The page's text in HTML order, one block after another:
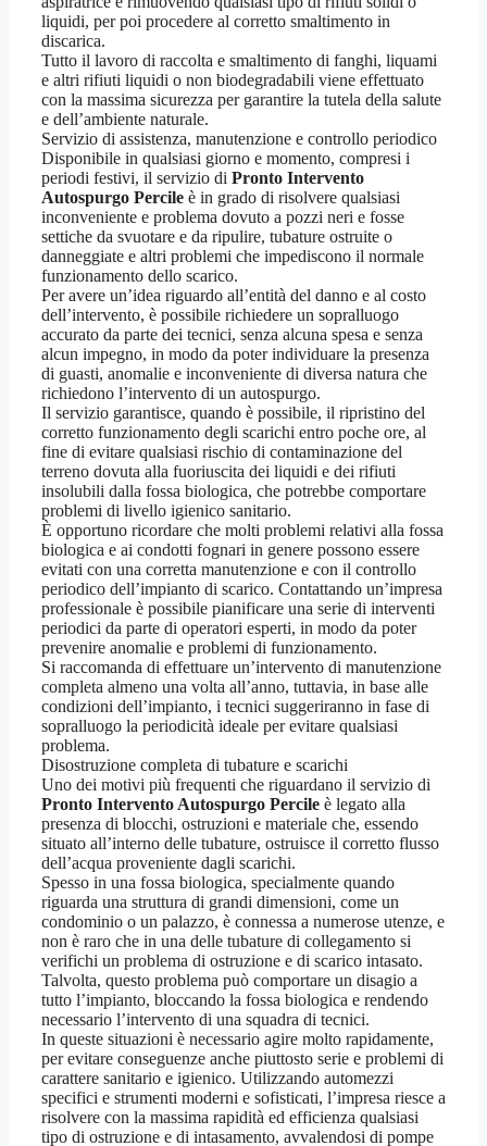
liquidi, per poi procedere al corretto smaltimento in
discarica.
Tutto il lavoro di raccolta e smaltimento di fanghi, liquami
e altri rifiuti liquidi o non biodegradabili viene effettuato
con la massima sicurezza per garantire la tutela della salute
e dell’ambiente naturale.
Servizio di assistenza, manutenzione e controllo periodico
Disponibile in qualsiasi giorno e momento, compresi i
periodi festivi, il servizio di Pronto Intervento
Autospurgo Percile è in grado di risolvere qualsiasi
inconveniente e problema dovuto a pozzi neri e fosse
settiche da svuotare e da ripulire, tubature ostruite o
danneggiate e altri problemi che impediscono il normale
funzionamento dello scarico.
Per avere un’idea riguardo all’entità del danno e al costo
dell’intervento, è possibile richiedere un sopralluogo
accurato da parte dei tecnici, senza alcuna spesa e senza
alcun impegno, in modo da poter individuare la presenza
di guasti, anomalie e inconveniente di diversa natura che
richiedono l’intervento di un autospurgo.
Il servizio garantisce, quando è possibile, il ripristino del
corretto funzionamento degli scarichi entro poche ore, al
fine di evitare qualsiasi rischio di contaminazione del
terreno dovuta alla fuoriuscita dei liquidi e dei rifiuti
insolubili dalla fossa biologica, che potrebbe comportare
problemi di livello igienico sanitario.
È opportuno ricordare che molti problemi relativi alla fossa
biologica e ai condotti fognari in genere possono essere
evitati con una corretta manutenzione e con il controllo
periodico dell’impianto di scarico. Contattando un’impresa
professionale è possibile pianificare una serie di interventi
periodici da parte di operatori esperti, in modo da poter
prevenire anomalie e problemi di funzionamento.
Si raccomanda di effettuare un’intervento di manutenzione
completa almeno una volta all’anno, tuttavia, in base alle
condizioni dell’impianto, i tecnici suggeriranno in fase di
sopralluogo la periodicità ideale per evitare qualsiasi
problema.
Disostruzione completa di tubature e scarichi
Uno dei motivi più frequenti che riguardano il servizio di
Pronto Intervento Autospurgo Percile è legato alla
presenza di blocchi, ostruzioni e materiale che, essendo
situato all’interno delle tubature, ostruisce il corretto flusso
dell’acqua proveniente dagli scarichi.
Spesso in una fossa biologica, specialmente quando
riguarda una struttura di grandi dimensioni, come un
condominio o un palazzo, è connessa a numerose utenze, e
non è raro che in una delle tubature di collegamento si
verifichi un problema di ostruzione e di scarico intasato.
Talvolta, questo problema può comportare un disagio a
tutto l’impianto, bloccando la fossa biologica e rendendo
necessario l’intervento di una squadra di tecnici.
In queste situazioni è necessario agire molto rapidamente,
per evitare conseguenze anche piuttosto serie e problemi di
carattere sanitario e igienico. Utilizzando automezzi
specifici e strumenti moderni e sofisticati, l’impresa riesce a
risolvere con la massima rapidità ed efficienza qualsiasi
tipo di ostruzione e di intasamento, avvalendosi di pompe